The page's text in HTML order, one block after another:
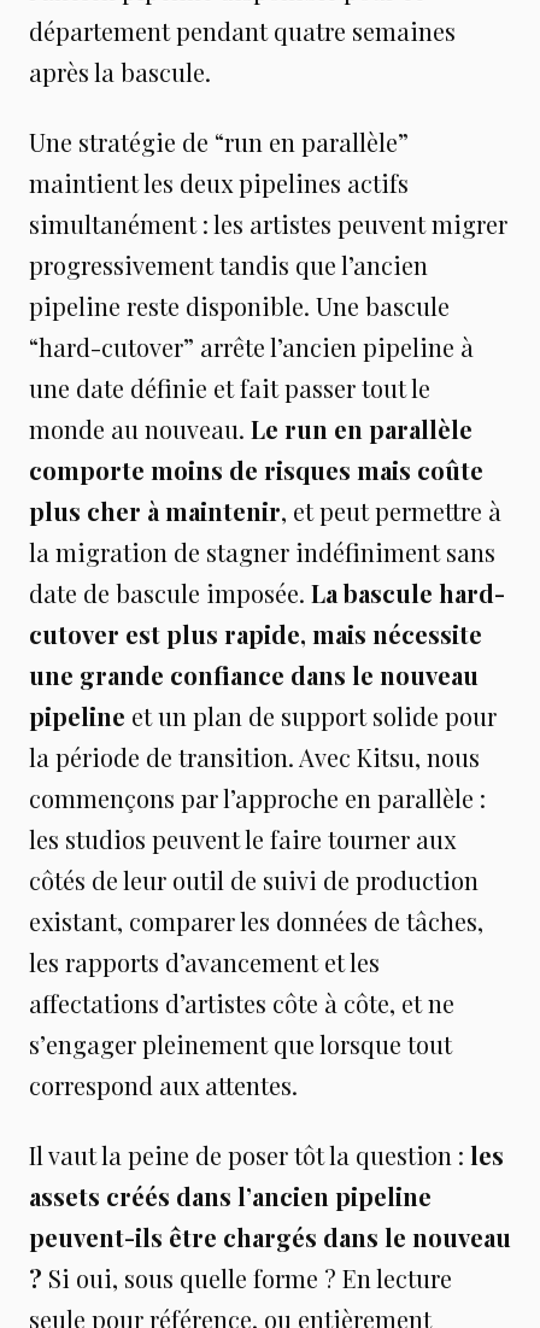
département pendant quatre semaines
après la bascule.
Une stratégie de “run en parallèle”
maintient les deux pipelines actifs
simultanément : les artistes peuvent migrer
progressivement tandis que l’ancien
pipeline reste disponible. Une bascule
“hard-cutover” arrête l’ancien pipeline à
une date définie et fait passer tout le
monde au nouveau. Le run en parallèle
comporte moins de risques mais coûte
plus cher à maintenir, et peut permettre à
la migration de stagner indéfiniment sans
date de bascule imposée. La bascule hard-
cutover est plus rapide, mais nécessite
une grande confiance dans le nouveau
pipeline et un plan de support solide pour
la période de transition. Avec Kitsu, nous
commençons par l’approche en parallèle :
les studios peuvent le faire tourner aux
côtés de leur outil de suivi de production
existant, comparer les données de tâches,
les rapports d’avancement et les
affectations d’artistes côte à côte, et ne
s’engager pleinement que lorsque tout
correspond aux attentes.
Il vaut la peine de poser tôt la question : les
assets créés dans l’ancien pipeline
peuvent-ils être chargés dans le nouveau
? Si oui, sous quelle forme ? En lecture
seule pour référence, ou entièrement